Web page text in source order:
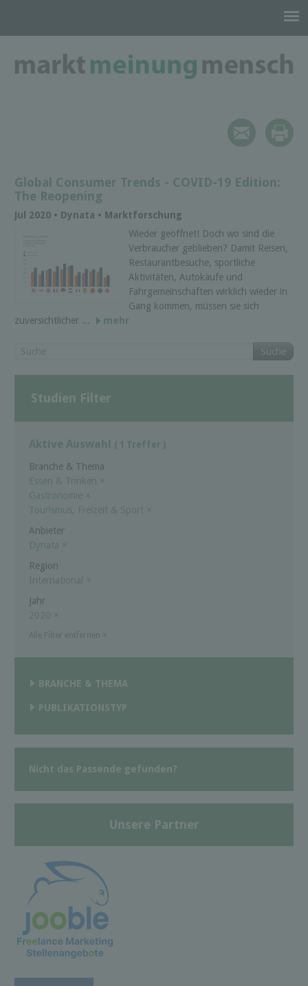
Global Consumer Trends - COVID-19 Edition:
The Reopening
Jul 2020 • Dynata • Marktforschung
Wieder geöffnet! Doch wo sind die
Verbraucher geblieben? Damit Reisen,
Restaurantbesuche, sportliche
Aktivitäten, Autokäufe und
Fahrgemeinschaften wirklich wieder in
Gang kommen, müssen sie sich
zuversichtlicher ...
mehr
Suche
Studien Filter
Aktive Auswahl ( 1 Treffer )
Branche & Thema
Essen & Trinken ×
Gastronomie ×
Tourismus, Freizeit & Sport ×
Anbieter
Dynata ×
Region
International
×
Jahr
2020 ×
BRANCHE & THEMA
PUBLIKATIONSTYP
Nicht das Passende gefunden?
Unsere Partner